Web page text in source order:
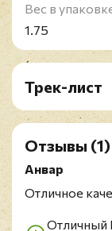
Вес в
1.75
Трек-лист
LP 1 "Atlantic
A2. Alright For
A3. All In The
A4. Drift Away
B1. I Don't
Отзывы (1)
Анвар
Отличное
Отличный